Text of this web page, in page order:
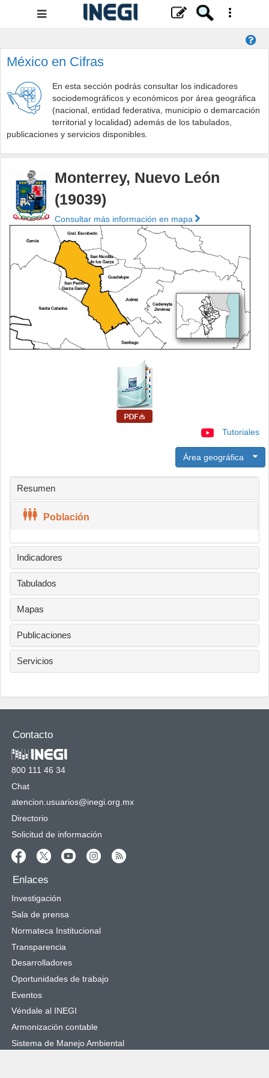
Menú
México en Cifras
En esta sección podrás consultar los indicadores
sociodemográficos y económicos por área geográfica
(nacional, entidad federativa, municipio o demarcación
territorial y localidad) además de los tabulados,
publicaciones y servicios disponibles.
Monterrey, Nuevo León
(19039)
Consultar más información en mapa
Tutoriales
Área geográfica
Resumen
Población
Indicadores
Tabulados
Mapas
Publicaciones
Servicios
Contacto
800 111 46 34
Chat
atencion.usuarios@inegi.org.mx
Directorio
Solicitud de información
Enlaces
Investigación
Sala de prensa
Normateca Institucional
Transparencia
Desarrolladores
Oportunidades de trabajo
Eventos
Véndale al INEGI
Armonización contable
Sistema de Manejo Ambiental